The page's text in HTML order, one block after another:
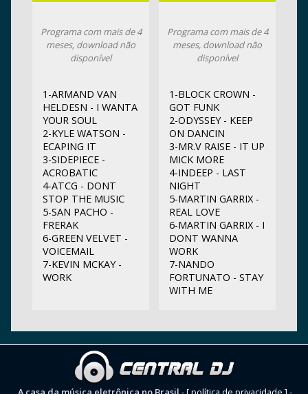
Programa com mais de 4
meses, download não
disponível
1-ARMAND VAN
HELDESN - I WANTA
YOUR SOUL
2-KYLE WATSON -
ECAPING IT
3-SIDEPIECE -
ACROBATIC
4-ATCG - DONT
STOP THE MUSIC
5-SAN PACHO -
FRERAK
6-GREEN VELVET -
VOICEMAIL
7-KEVIN MCKAY -
WORK
Programa com mais de 4
meses, download não
disponível
1-BLOCK CROWN -
GOT FUNK
2-ODYSSEY - KEEP
ON DANCIN
3-MR.V RAISE - IT UP
MICK MORE
4-INDEEP - LAST
NIGHT
5-MARTIN GARRIX -
REAL LOVE
6-MARTIN GARRIX - I
DONT WANNA
WORK
7-NANDO
FORTUNATO - STAY
WITH ME